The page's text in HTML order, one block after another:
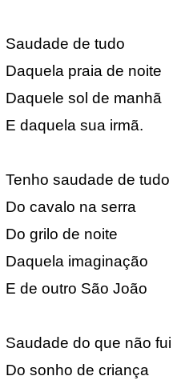
Saudade de tudo
Daquela praia de noite
Daquele sol de manhã
E daquela sua irmã.
Tenho saudade de tudo
Do cavalo na serra
Do grilo de noite
Daquela imaginação
E de outro São João
Saudade do que não fui
Do sonho de criança